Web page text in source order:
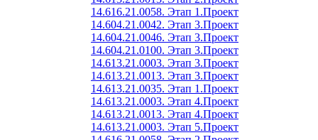
14.616.21.0058. Этап 1.Проект
14.604.21.0042. Этап 3.Проект
14.604.21.0046. Этап 3.Проект
14.604.21.0100. Этап 3.Проект
14.613.21.0003. Этап 3.Проект
14.613.21.0013. Этап 3.Проект
14.613.21.0035. Этап 1.Проект
14.613.21.0003. Этап 4.Проект
14.613.21.0013. Этап 4.Проект
14.613.21.0003. Этап 5.Проект